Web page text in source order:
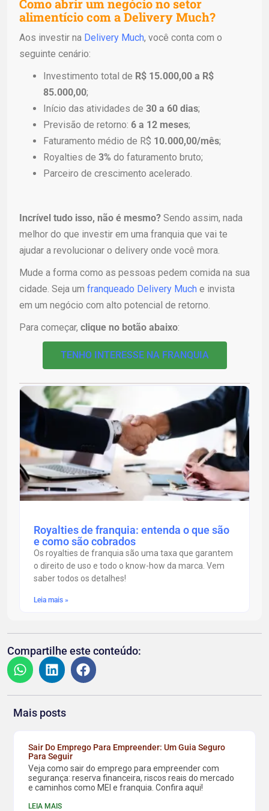
Como abrir um negócio no setor
alimentício com a Delivery Much?
Aos investir na Delivery Much, você conta com o
seguinte cenário:
Investimento total de R$ 15.000,00 a R$
85.000,00;
Início das atividades de 30 a 60 dias;
Previsão de retorno: 6 a 12 meses;
Faturamento médio de R$ 10.000,00/mês;
Royalties de 3% do faturamento bruto;
Parceiro de crescimento acelerado.
Incrível tudo isso, não é mesmo? Sendo assim, nada
melhor do que investir em uma franquia que vai te
ajudar a revolucionar o delivery onde você mora.
Mude a forma como as pessoas pedem comida na sua
cidade. Seja um franqueado Delivery Much e invista
em um negócio com alto potencial de retorno.
Para começar, clique no botão abaixo:
TENHO INTERESSE NA FRANQUIA
Royalties de franquia: entenda o que são
e como são cobrados
Os royalties de franquia são uma taxa que garantem
o direito de uso e todo o know-how da marca. Vem
saber todos os detalhes!
Leia mais »
Compartilhe este conteúdo:
Mais posts
Sair Do Emprego Para Empreender: Um Guia Seguro
Para Seguir
Veja como sair do emprego para empreender com
segurança: reserva financeira, riscos reais do mercado
e caminhos como MEI e franquia. Confira aqui!
LEIA MAIS